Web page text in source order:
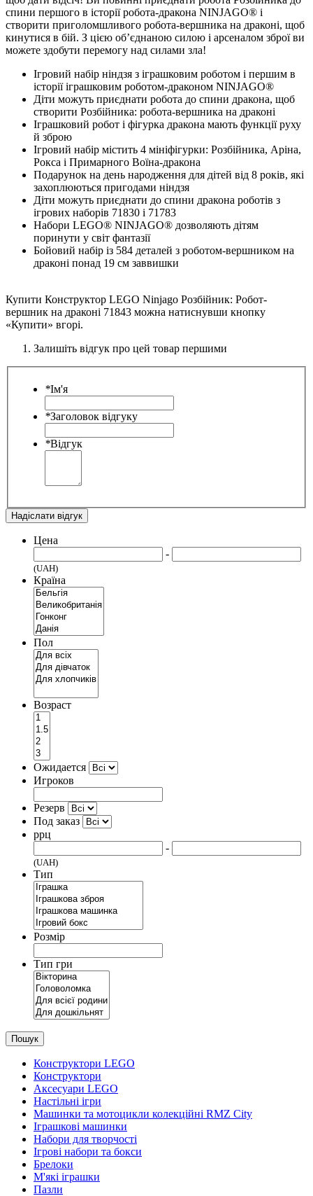
спини першого в історії робота-дракона NINJAGO® і
створити приголомшливого робота-вершника на драконі, щоб
кинутися в бій. З цією обʼєднаною силою і арсеналом зброї ви
можете здобути перемогу над силами зла!
Ігровий набір ніндзя з іграшковим роботом і першим в
історії іграшковим роботом-драконом NINJAGO®
Діти можуть приєднати робота до спини дракона, щоб
створити Розбійника: робота-вершника на драконі
Іграшковий робот і фігурка дракона мають функції руху
й зброю
Ігровий набір містить 4 мініфігурки: Розбійника, Аріна,
Рокса і Примарного Воїна-дракона
Подарунок на день народження для дітей від 8 років, які
захоплюються пригодами ніндзя
Діти можуть приєднати до спини дракона роботів з
ігрових наборів 71830 і 71783
Набори LEGO® NINJAGO® дозволяють дітям
поринути у світ фантазії
Бойовий набір із 584 деталей з роботом-вершником на
драконі понад 19 см заввишки
Купити Конструктор LEGO Ninjago Розбійник: Робот-
вершник на драконі 71843 можна натиснувши кнопку
«Купити» вгорі.
Залишіть відгук про цей товар першими
*Ім'я
*Заголовок відгуку
*Відгук
Надіслати відгук
Цена
-
(UAH)
Країна
Пол
Возраст
Ожидается
Игроков
Резерв
Под заказ
ррц
-
(UAH)
Тип
Розмір
Тип гри
Пошук
Конструктори LEGO
Конструктори
Аксесуари LEGO
Настільні ігри
Машинки та мотоцикли колекційні RMZ City
Іграшкові машинки
Набори для творчості
Ігрові набори та бокси
Брелоки
М'які іграшки
Пазли